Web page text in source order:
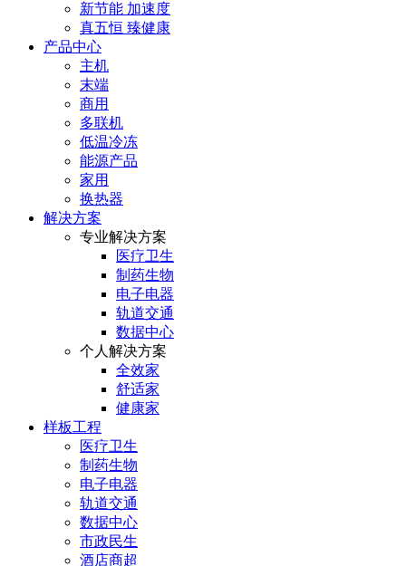
新节能 加速度
真五恒 臻健康
产品中心
主机
末端
商用
多联机
低温冷冻
能源产品
家用
换热器
解决方案
专业解决方案
医疗卫生
制药生物
电子电器
轨道交通
数据中心
个人解决方案
全效家
舒适家
健康家
样板工程
医疗卫生
制药生物
电子电器
轨道交通
数据中心
市政民生
酒店商超